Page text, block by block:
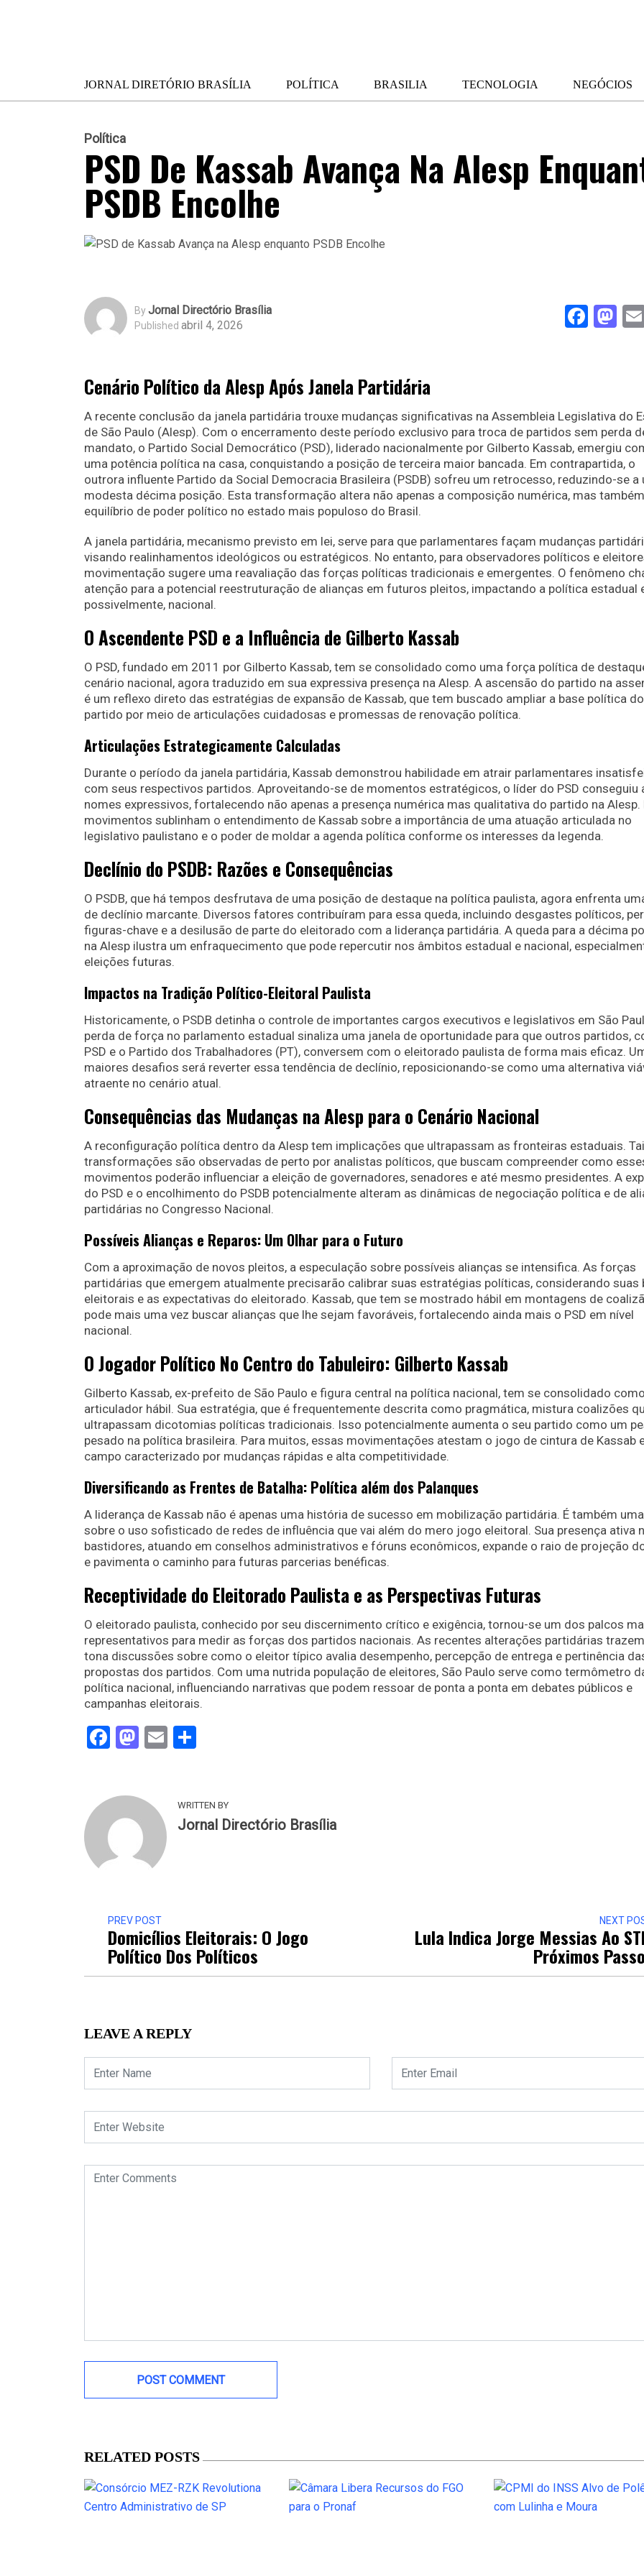
JORNAL DIRETÓRIO BRASÍLIA POLÍTICA BRASILIA TECNOLOGIA NEGÓCIOS
Política
PSD De Kassab Avança Na Alesp
PSDB Encolhe
ByJornal Directório Brasília
Published abril 4, 2026
Cenário Político da Alesp Após Janela Partidária
A recente conclusão da janela partidária trouxe mudanças significativas na Assembleia Legislativa do
de São Paulo (Alesp). Com o encerramento deste período exclusivo para troca de partidos sem perda
mandato, o Partido Social Democrático (PSD), liderado nacionalmente por Gilberto Kassab, emergiu
uma potência política na casa, conquistando a posição de terceira maior bancada. Em contrapartida, o
outrora influente Partido da Social Democracia Brasileira (PSDB) sofreu um retrocesso, reduzindo-se a
modesta décima posição. Esta transformação altera não apenas a composição numérica, mas
equilíbrio de poder político no estado mais populoso do Brasil.
A janela partidária, mecanismo previsto em lei, serve para que parlamentares façam mudanças
visando realinhamentos ideológicos ou estratégicos. No entanto, para observadores políticos e
movimentação sugere uma reavaliação das forças políticas tradicionais e emergentes. O fenômeno
atenção para a potencial reestruturação de alianças em futuros pleitos, impactando a política estadual
possivelmente, nacional.
O Ascendente PSD e a Influência de Gilberto Kassab
O PSD, fundado em 2011 por Gilberto Kassab, tem se consolidado como uma força política de
cenário nacional, agora traduzido em sua expressiva presença na Alesp. A ascensão do partido na
é um reflexo direto das estratégias de expansão de Kassab, que tem buscado ampliar a base política do
partido por meio de articulações cuidadosas e promessas de renovação política.
Articulações Estrategicamente Calculadas
Durante o período da janela partidária, Kassab demonstrou habilidade em atrair parlamentares
com seus respectivos partidos. Aproveitando-se de momentos estratégicos, o líder do PSD conseguiu
nomes expressivos, fortalecendo não apenas a presença numérica mas qualitativa do partido na Alesp.
movimentos sublinham o entendimento de Kassab sobre a importância de uma atuação articulada no
legislativo paulistano e o poder de moldar a agenda política conforme os interesses da legenda.
Declínio do PSDB: Razões e Consequências
O PSDB, que há tempos desfrutava de uma posição de destaque na política paulista, agora enfrenta
de declínio marcante. Diversos fatores contribuíram para essa queda, incluindo desgastes políticos,
figuras-chave e a desilusão de parte do eleitorado com a liderança partidária. A queda para a décima
na Alesp ilustra um enfraquecimento que pode repercutir nos âmbitos estadual e nacional,
eleições futuras.
Impactos na Tradição Político-Eleitoral Paulista
Historicamente, o PSDB detinha o controle de importantes cargos executivos e legislativos em São
perda de força no parlamento estadual sinaliza uma janela de oportunidade para que outros partidos,
PSD e o Partido dos Trabalhadores (PT), conversem com o eleitorado paulista de forma mais eficaz.
maiores desafios será reverter essa tendência de declínio, reposicionando-se como uma alternativa
atraente no cenário atual.
Consequências das Mudanças na Alesp para o Cenário Nacional
A reconfiguração política dentro da Alesp tem implicações que ultrapassam as fronteiras estaduais.
transformações são observadas de perto por analistas políticos, que buscam compreender como
movimentos poderão influenciar a eleição de governadores, senadores e até mesmo presidentes. A
do PSD e o encolhimento do PSDB potencialmente alteram as dinâmicas de negociação política e de
partidárias no Congresso Nacional.
Possíveis Alianças e Reparos: Um Olhar para o Futuro
Com a aproximação de novos pleitos, a especulação sobre possíveis alianças se intensifica. As forças
partidárias que emergem atualmente precisarão calibrar suas estratégias políticas, considerando suas
eleitorais e as expectativas do eleitorado. Kassab, que tem se mostrado hábil em montagens de
pode mais uma vez buscar alianças que lhe sejam favoráveis, fortalecendo ainda mais o PSD em nível
nacional.
O Jogador Político No Centro do Tabuleiro: Gilberto Kassab
Gilberto Kassab, ex-prefeito de São Paulo e figura central na política nacional, tem se consolidado
articulador hábil. Sua estratégia, que é frequentemente descrita como pragmática, mistura coalizões
ultrapassam dicotomias políticas tradicionais. Isso potencialmente aumenta o seu partido como um
pesado na política brasileira. Para muitos, essas movimentações atestam o jogo de cintura de Kassab
campo caracterizado por mudanças rápidas e alta competitividade.
Diversificando as Frentes de Batalha: Política além dos Palanques
A liderança de Kassab não é apenas uma história de sucesso em mobilização partidária. É também
sobre o uso sofisticado de redes de influência que vai além do mero jogo eleitoral. Sua presença ativa
bastidores, atuando em conselhos administrativos e fóruns econômicos, expande o raio de projeção
e pavimenta o caminho para futuras parcerias benéficas.
Receptividade do Eleitorado Paulista e as Perspectivas Futuras
O eleitorado paulista, conhecido por seu discernimento crítico e exigência, tornou-se um dos palcos
representativos para medir as forças dos partidos nacionais. As recentes alterações partidárias
tona discussões sobre como o eleitor típico avalia desempenho, percepção de entrega e pertinência
propostas dos partidos. Com uma nutrida população de eleitores, São Paulo serve como termômetro
política nacional, influenciando narrativas que podem ressoar de ponta a ponta em debates públicos e
campanhas eleitorais.
Facebook
Mastodon
Email
WRITTEN BY
Jornal Directório Brasília
PREV POST
Domicílios Eleitorais: O Jogo
Político Dos Políticos
NEXT
Lula Indica Jorge Messias Ao
Próximos
LEAVE A REPLY
RELATED POSTS